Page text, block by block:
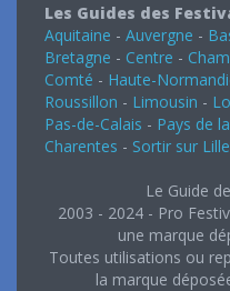
Les Guides des
Aquitaine - Auvergne -
Bretagne - Centre -
Comté - Haute-
Roussillon - Limousin -
Pas-de-Calais - Pays de
Charentes - Sortir sur Lille
Le Guide
2003 - 2024 - Pro
une marque
Toutes utilisations ou
la marque